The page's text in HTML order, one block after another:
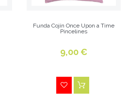
Funda Cojín Once Upon a Time
Pincelines
9,00 €